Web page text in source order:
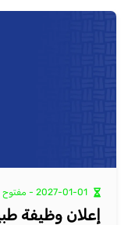
إعلان وظيفة